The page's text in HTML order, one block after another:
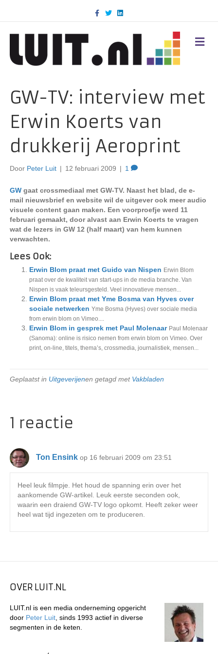
c
k
T
w
i
n
d
M
E
GW-TV: interview met
Erwin Koerts van
drukkerij Aeroprint
Door Peter Luit | 12 februari 2009 | 1
GW gaat crossmediaal met GW-TV. Naast het blad, de e-
mail nieuwsbrief en website wil de uitgever ook meer audio
visuele content gaan maken. Een voorproefje werd 11
februari gemaakt, door alvast aan Erwin Koerts te vragen
wat de lezers in GW 12 (half maart) van hem kunnen
verwachten.
Lees Ook:
Erwin Blom praat met Guido van Nispen Erwin Blom
praat over de kwaliteit van start-ups in de media branche. Van
Nispen is vaak teleursgesteld. Veel innovatieve mensen...
Erwin Blom praat met Yme Bosma van Hyves over
sociale netwerken Yme Bosma (Hyves) over sociale media
from erwin blom on Vimeo....
Erwin Blom in gesprek met Paul Molenaar Paul Molenaar
(Sanoma): online is risico nemen from erwin blom on Vimeo. Over
print, on-line, titels, thema’s, crossmedia, journalistiek, mensen...
Geplaatst in Uitgeverijenen getagd met Vakbladen
1 reactie
Ton Ensink op 16 februari 2009 om 23:51
Heel leuk filmpje. Het houd de spanning erin over het
aankomende GW-artikel. Leuk eerste seconden ook,
waarin een draiend GW-TV logo opkomt. Heeft zeker weer
heel wat tijd ingezeten om te produceren.
OVER LUIT.NL
LUIT.nl is een media onderneming opgericht
door Peter Luit , sinds 1993 actief in diverse
segmenten in de keten.